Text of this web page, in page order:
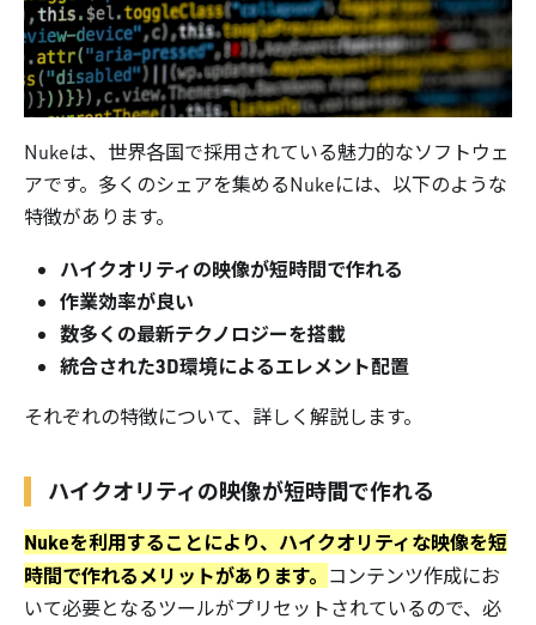
Nukeは、世界各国で採用されている魅力的なソフトウェ
アです。多くのシェアを集めるNukeには、以下のような
特徴があります。
ハイクオリティの映像が短時間で作れる
作業効率が良い
数多くの最新テクノロジーを搭載
統合された3D環境によるエレメント配置
それぞれの特徴について、詳しく解説します。
ハイクオリティの映像が短時間で作れる
Nukeを利用することにより、ハイクオリティな映像を短
時間で作れるメリットがあります。 コンテンツ作成にお
いて必要となるツールがプリセットされているので、必